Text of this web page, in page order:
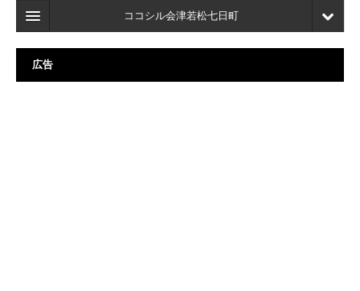
ココシル会津若松七日町
ホーム
検索
広告